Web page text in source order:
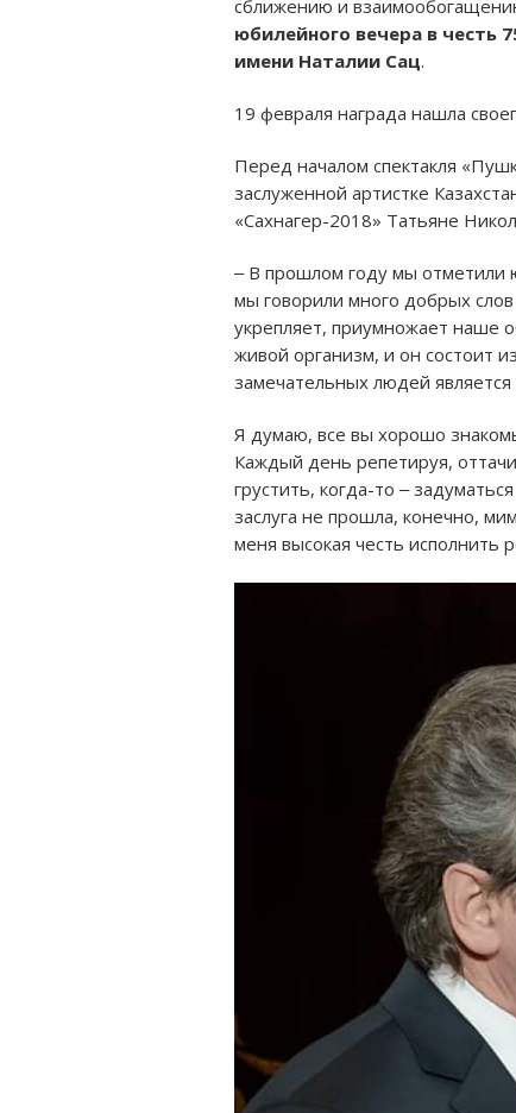
сближению и
юбилейного вечера в честь
имени Наталии Сац.
19 февраля награда нашла
Перед началом спектакля
заслуженной артистке
«Сахнагер-2018» Татьяне
‒ В прошлом году мы отметили
мы говорили много добрых
укрепляет, приумножает наше
живой организм, и он состоит
замечательных людей является
Я думаю, все вы хорошо
Каждый день репетируя,
грустить, когда-то ‒
заслуга не прошла, конечно,
меня высокая честь